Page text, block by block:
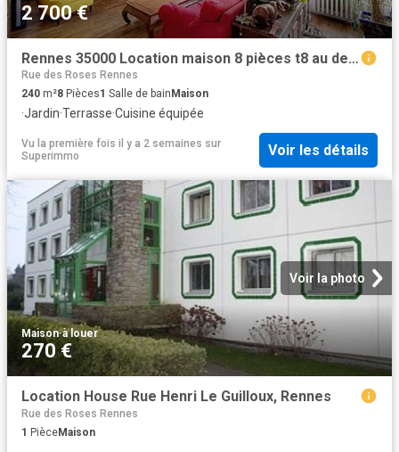
2 700 €
Rennes 35000 Location maison 8 pièces t8 au dernier étage terrasse
Rue des Roses Rennes
240 m²8 Pièces1 Salle de bain Maison
·Jardin·Terrasse·Cuisine équipée
Vu la première fois il y a 2 semaines sur
Superimmo
Voir les détails
Voir la photo
Maison·à louer
270 €
Location House Rue Henri Le Guilloux, Rennes
Rue des Roses Rennes
1 PièceMaison